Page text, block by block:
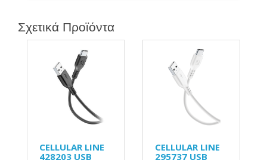
Σχετικά Προϊόντα
CELLULAR LINE
428203 USB
CELLULAR LINE
295737 USB